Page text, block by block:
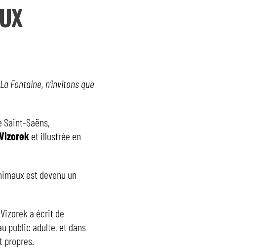
Fontaine, n’invitons que
Saëns,
et illustrée en
est devenu un
a écrit de
public adulte, et dans